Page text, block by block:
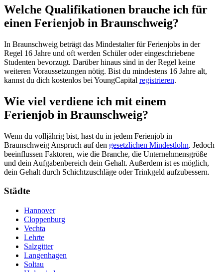
Welche Qualifikationen brauche ich für
einen Ferienjob in Braunschweig?
In Braunschweig beträgt das Mindestalter für Ferienjobs in der
Regel 16 Jahre und oft werden Schüler oder eingeschriebene
Studenten bevorzugt. Darüber hinaus sind in der Regel keine
weiteren Voraussetzungen nötig. Bist du mindestens 16 Jahre alt,
kannst du dich kostenlos bei YoungCapital registrieren.
Wie viel verdiene ich mit einem
Ferienjob in Braunschweig?
Wenn du volljährig bist, hast du in jedem Ferienjob in
Braunschweig Anspruch auf den gesetzlichen Mindestlohn. Jedoch
beeinflussen Faktoren, wie die Branche, die Unternehmensgröße
und dein Aufgabenbereich dein Gehalt. Außerdem ist es möglich,
dein Gehalt durch Schichtzuschläge oder Trinkgeld aufzubessern.
Städte
Hannover
Cloppenburg
Vechta
Lehrte
Salzgitter
Langenhagen
Soltau